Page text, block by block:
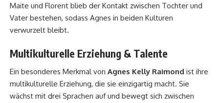
Maite und Florent blieb der Kontakt zwischen Tochter und
Vater bestehen, sodass Agnes in beiden Kulturen
verwurzelt bleibt.
Multikulturelle Erziehung & Talente
Ein besonderes Merkmal von Agnes Kelly Raimond ist ihre
multikulturelle Erziehung, die sie einzigartig macht. Sie
wächst mit drei Sprachen auf und bewegt sich zwischen